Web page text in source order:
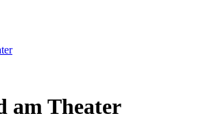
am Theater